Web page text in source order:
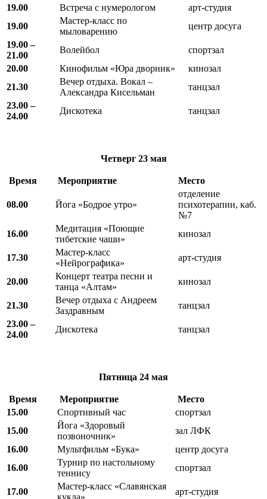
19.00
Встреча с нумерологом
арт-студия
19.00
Мастер-класс по
мыловарению
центр досуга
19.00 –
21.00
Волейбол
спортзал
20.00
Кинофильм «Юра дворник»
кинозал
21.30
Вечер отдыха. Вокал –
Александра Кисельман
танцзал
23.00 –
24.00
Дискотека танцзал
Четверг 23 мая
Время Мероприятие Место
08.00 Йога «Бодрое утро»
отделение
психотерапии, каб.
№7
16.00
Медитация «Поющие
тибетские чаши»
кинозал
17.30
Мастер-класс
«Нейрографика»
арт-студия
20.00
Концерт театра песни и
танца «Алтам»
кинозал
21.30
Вечер отдыха с Андреем
Заздравным
танцзал
23.00 –
24.00
Дискотека танцзал
Пятница 24 мая
Время Мероприятие
Место
15.00
Спортивный час
спортзал
15.00
Йога «Здоровый
позвоночник»
зал ЛФК
16.00
Мультфильм «Бука»
центр досуга
16.00
Турнир по настольному
теннису
спортзал
17.00
Мастер-класс «Славянская
кукла»
арт-студия